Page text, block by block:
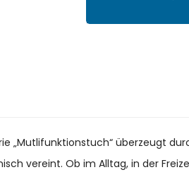
„Mutlifunktionstuch“ überzeugt
vereint. Ob im Alltag, in der